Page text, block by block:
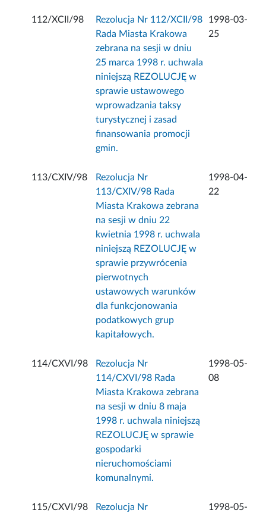
112/XCII/98
Rezolucja Nr 112/XCII/98
Rada Miasta Krakowa
zebrana na sesji w dniu
25 marca 1998 r. uchwala
niniejszą REZOLUCJĘ w
sprawie ustawowego
wprowadzania taksy
turystycznej i zasad
finansowania promocji
gmin.
1998-03-
25
113/CXIV/98
Rezolucja Nr
113/CXIV/98 Rada
Miasta Krakowa zebrana
na sesji w dniu 22
kwietnia 1998 r. uchwala
niniejszą REZOLUCJĘ w
sprawie przywrócenia
pierwotnych
ustawowych warunków
dla funkcjonowania
podatkowych grup
kapitałowych.
1998-04-
22
114/CXVI/98
Rezolucja Nr
114/CXVI/98 Rada
Miasta Krakowa zebrana
na sesji w dniu 8 maja
1998 r. uchwala niniejszą
REZOLUCJĘ w sprawie
gospodarki
nieruchomościami
komunalnymi.
1998-05-
08
115/CXVI/98
Rezolucja Nr
1998-05-